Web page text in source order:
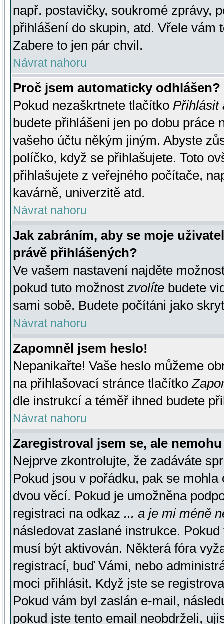
např. postavičky, soukromé zprávy,
přihlášení do skupin, atd. Vřele vám
Zabere to jen pár chvil.
Návrat nahoru
Proč jsem automaticky odhlášen?
Pokud nezaškrtnete tlačítko Přihlásit
budete přihlášeni jen po dobu práce
vašeho účtu někým jiným. Abyste
políčko, když se přihlašujete. Toto
přihlašujete z veřejného počítače,
kavárně, univerzitě atd.
Návrat nahoru
Jak zabráním, aby se moje
právě přihlášených?
Ve vašem nastavení najděte
pokud tuto možnost zvolíte budete
sami sobě. Budete počítáni jako
Návrat nahoru
Zapomněl jsem heslo!
Nepanikařte! Vaše heslo můžeme
na přihlašovací stránce tlačítko
dle instrukcí a téměř ihned budete
Návrat nahoru
Zaregistroval jsem se, ale
Nejprve zkontrolujte, že zadáváte
Pokud jsou v pořádku, pak se
dvou věcí. Pokud je umožněna
registraci na odkaz ... a je mi méně
následovat zaslané instrukce.
musí být aktivován. Některá fóra
registrací, buď Vámi, nebo
moci přihlásit. Když jste se
Pokud vám byl zaslán e-mail,
pokud jste tento email neobdrželi,